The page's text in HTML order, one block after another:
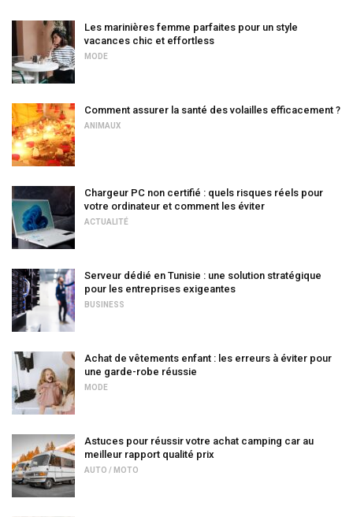
Les marinières femme parfaites pour un style
vacances chic et effortless
MODE
Comment assurer la santé des volailles efficacement ?
ANIMAUX
Chargeur PC non certifié : quels risques réels pour
votre ordinateur et comment les éviter
ACTUALITÉ
Serveur dédié en Tunisie : une solution stratégique
pour les entreprises exigeantes
BUSINESS
Achat de vêtements enfant : les erreurs à éviter pour
une garde-robe réussie
MODE
Astuces pour réussir votre achat camping car au
meilleur rapport qualité prix
AUTO / MOTO